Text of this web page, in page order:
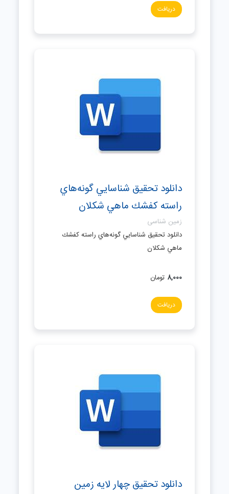
دریافت
دانلود تحقیق شناسايي گونه‌هاي
راسته كفشك ماهي شكلان
زمین شناسی
دانلود تحقیق شناسايي گونه‌هاي راسته كفشك
ماهي شكلان
8,000 تومان
دریافت
دانلود تحقیق چهار لايه زمين